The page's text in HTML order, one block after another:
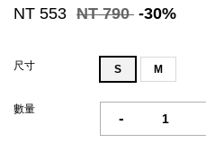
NT 553 NT 790 -30%
尺寸 S M
數量
-